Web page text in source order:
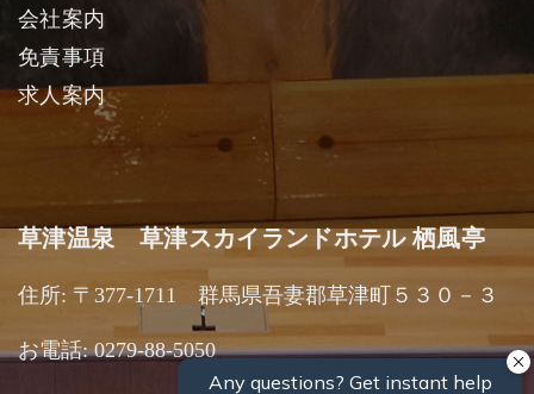
会社案内
免責事項
求人案内
草津温泉 草津スカイランドホテル 栖風亭
住所: 〒377-1711 群馬県吾妻郡草津町５３０－３
お電話: 0279-88-5050